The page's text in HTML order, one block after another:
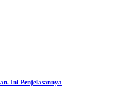
Ini Penjelasannya